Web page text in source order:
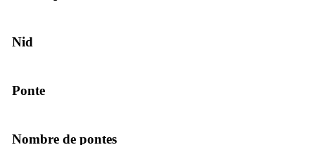
Nid
Ponte
Nombre de pontes